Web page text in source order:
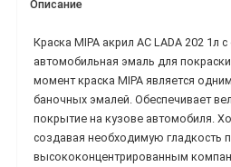
Описание
Краска MIPA акрил AC LADA 202 1л
автомобильная эмаль для
момент краска MIPA является
баночных эмалей. Обеспечивает
покрытие на кузове автомобиля.
создавая необходимую гладкость
высококонцентрированным